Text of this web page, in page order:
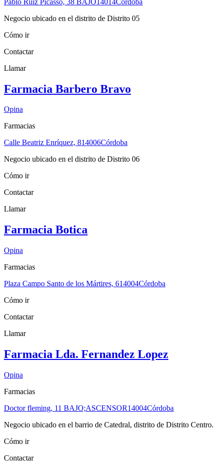
Negocio ubicado en el distrito de Distrito 05
Cómo ir
Contactar
Llamar
Farmacia Barbero Bravo
Opina
Farmacias
Calle Beatriz Enríquez, 814006Córdoba
Negocio ubicado en el distrito de Distrito 06
Cómo ir
Contactar
Llamar
Farmacia Botica
Opina
Farmacias
Plaza Campo Santo de los Mártires, 614004Córdoba
Cómo ir
Contactar
Llamar
Farmacia Lda. Fernandez Lopez
Opina
Farmacias
Doctor fleming, 11 BAJO;ASCENSOR14004Córdoba
Negocio ubicado en el barrio de Catedral, distrito de Distrito Centro.
Cómo ir
Contactar